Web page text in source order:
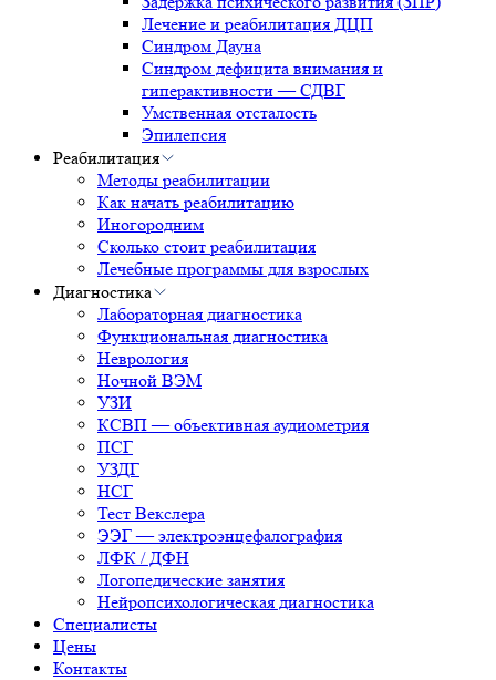
Лечение и реабилитация ДЦП
Синдром Дауна
Синдром дефицита внимания и
гиперактивности — СДВГ
Умственная отсталость
Эпилепсия
Реабилитация
Методы реабилитации
Как начать реабилитацию
Иногородним
Сколько стоит реабилитация
Лечебные программы для взрослых
Диагностика
Лабораторная диагностика
Функциональная диагностика
Неврология
Ночной ВЭМ
УЗИ
КСВП — объективная аудиометрия
ПСГ
УЗДГ
НСГ
Тест Векслера
ЭЭГ — электроэнцефалография
ЛФК / ДФН
Логопедические занятия
Нейропсихологическая диагностика
Специалисты
Цены
Контакты